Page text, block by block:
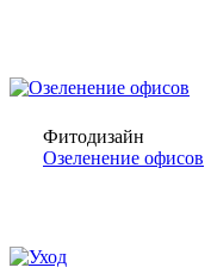
Фитодизайн
Озеленение офисов